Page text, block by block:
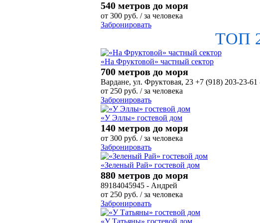
540 метров до моря
от 300 руб. / за человека
Забронировать
ТОП
«На Фруктовой» частный сектор
700 метров до моря
Вардане, ул. Фруктовая, 23 +7 (918) 203-23-
от 250 руб. / за человека
Забронировать
«У Эллы» гостевой дом
140 метров до моря
от 300 руб. / за человека
Забронировать
«Зеленый Рай» гостевой дом
880 метров до моря
89184045945 - Андрей
от 250 руб. / за человека
Забронировать
«У Татьяны» гостевой дом